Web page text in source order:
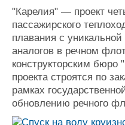
Выставки и семинары
Личности
"Карелия" — проект
пассажирского
плавания с
аналогов в речном
конструкторским
проекта строятся по
рамках
обновлению речного